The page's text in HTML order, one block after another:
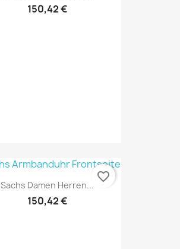
150,42 €
Sachs Damen Herren...
150,42 €
favorite_border